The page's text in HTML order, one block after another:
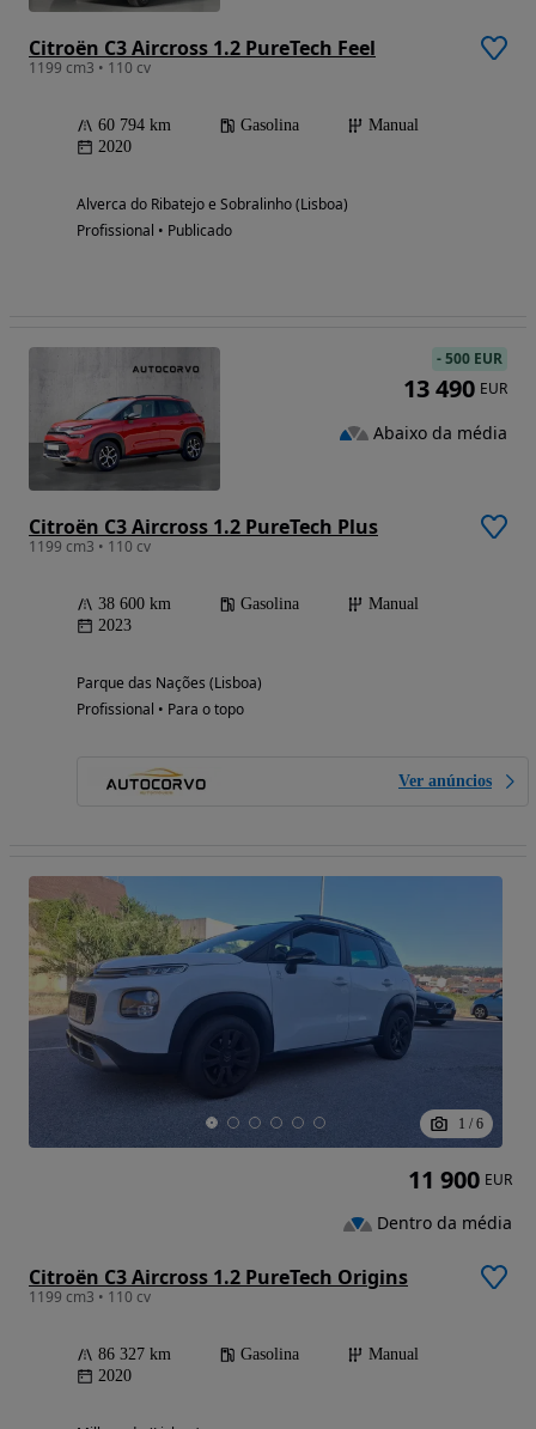
Citroën C3 Aircross 1.2 PureTech Feel
1199 cm3 • 110 cv
60 794 km Gasolina
Manual
2020
Alverca do Ribatejo e Sobralinho (Lisboa)
Profissional • Publicado
Citroën C3 Aircross 1.2 PureTech Plus
1199 cm3 • 110 cv
38 600 km Gasolina
Manual
2023
Parque das Nações (Lisboa)
Profissional • Para o topo
Ver anúncios
-500 EUR
13 490 EUR
Abaixo da média
1 / 6
Citroën C3 Aircross 1.2 PureTech Origins
1199 cm3 • 110 cv
86 327 km Gasolina
Manual
2020
11 900 EUR
Dentro da média